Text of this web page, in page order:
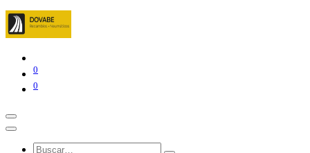
0
0